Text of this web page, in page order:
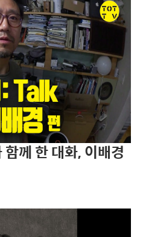
께 한 대화, 이배경